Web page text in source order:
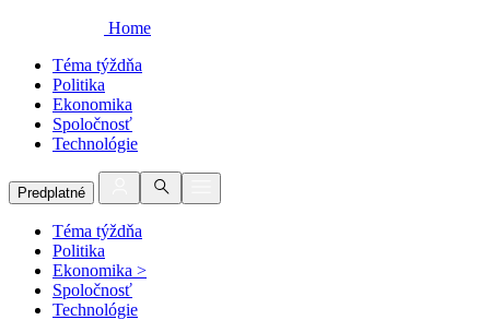
Home
Téma týždňa
Politika
Ekonomika
Spoločnosť
Technológie
Predplatné
Téma týždňa
Politika
Ekonomika >
Spoločnosť
Technológie